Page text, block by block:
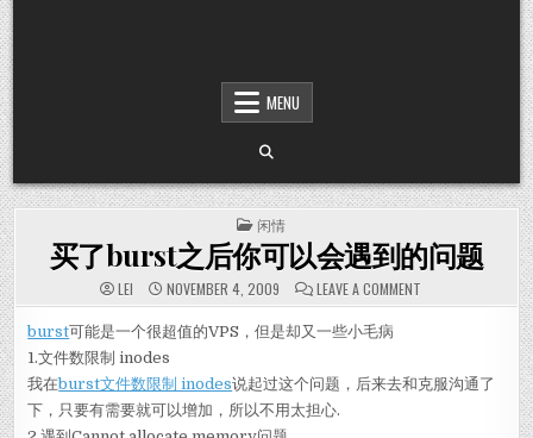
MENU
POSTED IN
闲情
买了burst之后你可以会遇到的问题
LEI NOVEMBER 4, 2009 LEAVE A COMMENT ON 买了BURST
burst可能是一个很超值的VPS，但是却又一些小毛病
1.文件数限制 inodes
我在burst文件数限制 inodes说起过这个问题，后来去和克服沟通了
下，只要有需要就可以增加，所以不用太担心.